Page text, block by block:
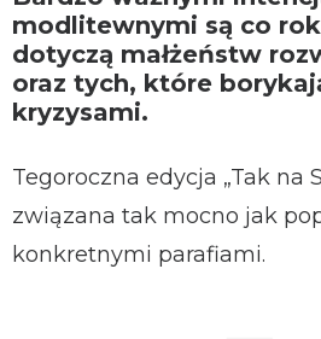
modlitewnymi są co
dotyczą małżeństw
oraz tych, które
kryzysami.
Tegoroczna edycja „Tak na
związana tak mocno jak
konkretnymi parafiami.